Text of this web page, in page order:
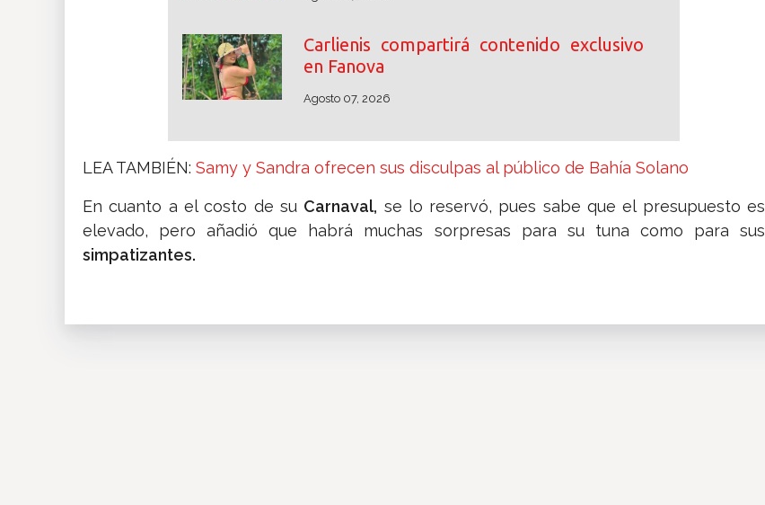
Carlienis compartirá contenido exclusivo
en Fanova
Agosto 07, 2026
LEA TAMBIÉN: Samy y Sandra ofrecen sus disculpas al público de Bahía Solano
En cuanto a el costo de su Carnaval, se lo reservó, pues sabe que el presupuesto es
elevado, pero añadió que habrá muchas sorpresas para su tuna como para sus
simpatizantes.